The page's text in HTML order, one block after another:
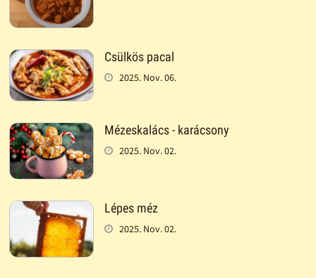
Csülkös pacal
2025. Nov. 06.
Mézeskalács - karácsony
2025. Nov. 02.
Lépes méz
2025. Nov. 02.